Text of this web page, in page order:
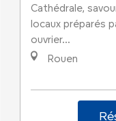
Cathédrale,
locaux préparés
ouvrier...
Rouen